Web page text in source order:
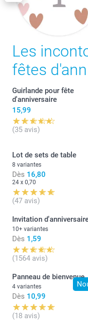
Les
fêtes
Guirlande pour fête
d'anniversaire
15,99
(35 avis)
Lot de sets de table
8 variantes
Dès 16,80
24 x 0,70
(47 avis)
Invitation
10+ variantes
Dès 1,59
(1564 avis)
Panneau de bienvenue
4 variantes
Dès 10,99
(18 avis)